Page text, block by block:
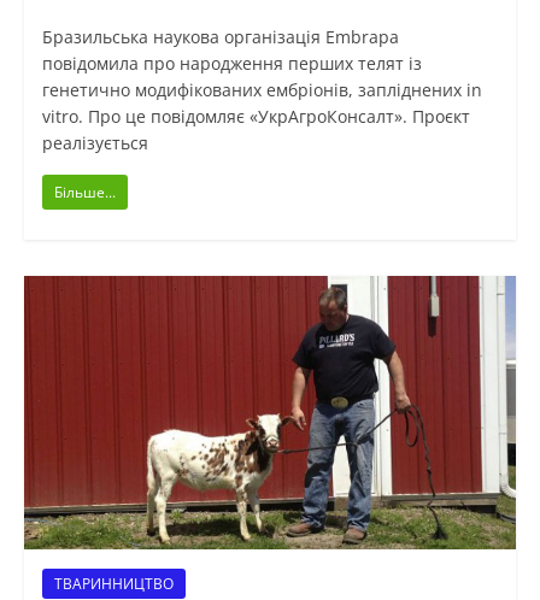
Бразильська наукова організація Embrapa
повідомила про народження перших телят із
генетично модифікованих ембріонів, запліднених in
vitro. Про це повідомляє «УкрАгроКонсалт». Проєкт
реалізується
Більше...
ТВАРИННИЦТВО